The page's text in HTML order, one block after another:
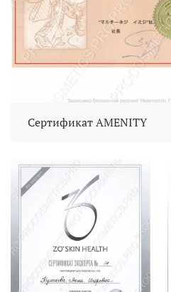
Сертификат AMENITY